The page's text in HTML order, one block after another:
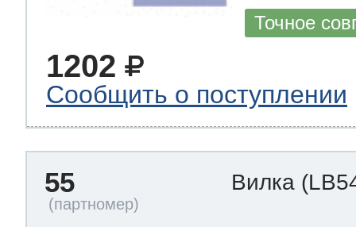
Точное
1202
Сообщить о поступлении
55 Вилка